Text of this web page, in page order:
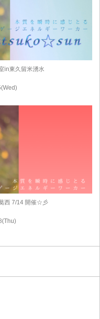
in東久留米湧水
西 7/14 開催☆彡